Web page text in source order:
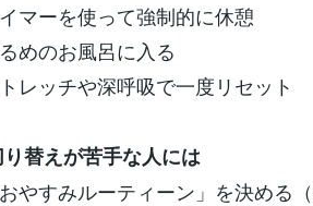
マーを使って強制的に休憩
めのお風呂に入る
レッチや深呼吸で一度リセット
替えが苦手な人には
おやすみルーティーン」を決め